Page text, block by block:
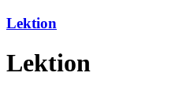
Lektion
Lektion